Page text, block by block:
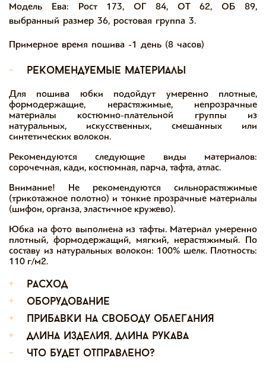
Модель Ева: Рост 173, ОГ 84, ОТ 62, ОБ 89,
выбранный размер 36, ростовая группа 3.
Примерное время пошива -1 день (8 часов)
-
рекомендуемые материалы
Для пошива юбки подойдут умеренно плотные,
формодержащие, нерастяжимые, непрозрачные
материалы костюмно-плательной группы из
натуральных, искусственных, смешанных или
синтетических волокон.
Рекомендуются следующие виды материалов:
сорочечная, кади, костюмная, парча, тафта, атлас.
Внимание! Не рекомендуются сильнорастяжимые
(трикотажное полотно) и тонкие прозрачные материалы
(шифон, органза, эластичное кружево).
Юбка на фото выполнена из тафты. Материал умеренно
плотный, формодержащий, мягкий, нерастяжимый. По
составу из натуральных волокон: 100% шелк. Плотность:
110 г/м2.
+
расход
+
оборудование
+
прибавки на свободу облегания
+
длина изделия, длина рукава
-
что будет отправлено?